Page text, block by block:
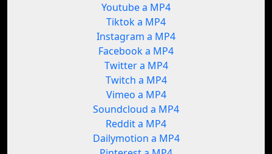
Youtube a MP4
Tiktok a MP4
Instagram a MP4
Facebook a MP4
Twitter a MP4
Twitch a MP4
Vimeo a MP4
Soundcloud a MP4
Reddit a MP4
Dailymotion a MP4